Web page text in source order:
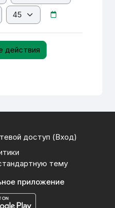
Минута
доступ (Вход)
тему
приложение